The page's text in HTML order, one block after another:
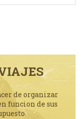
de organizar
funcion de sus